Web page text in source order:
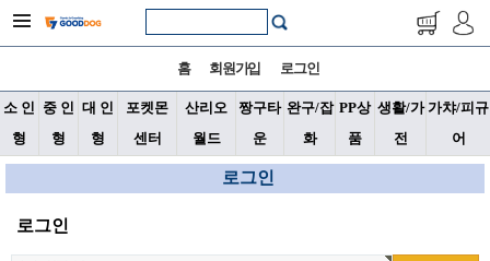
홈 회원가입 로그인
소 인
형
중 인
형
대 인
형
포켓몬
센터
산리오
월드
짱구타
운
완구/잡
화
PP상
품
생활/가
전
가챠/피규
어
로그인
로그인